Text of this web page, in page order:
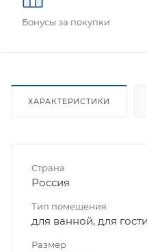
Бонусы за покупки
ХАРАКТЕРИСТИКИ
Страна
Россия
Тип помещения
для ванной, для
Размер